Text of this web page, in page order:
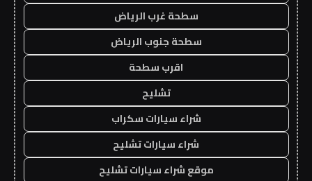
سطحة غرب الرياض
سطحة جنوب الرياض
اقرب سطحة
تشليح
شراء سيارات سكراب
شراء سيارات تشليح
موقع شراء سيارات تشليح